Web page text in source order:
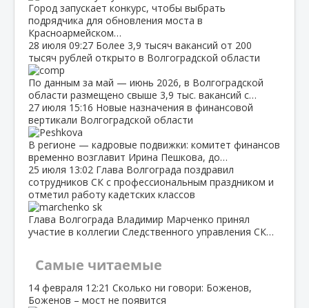
Город запускает конкурс, чтобы выбрать
подрядчика для обновления моста в
Красноармейском…
28 июля 09:27 Более 3,9 тысяч вакансий от 200
тысяч рублей открыто в Волгоградской области
По данным за май — июнь 2026, в Волгоградской
области размещено свыше 3,9 тыс. вакансий с…
27 июля 15:16 Новые назначения в финансовой
вертикали Волгоградской области
В регионе — кадровые подвижки: комитет финансов
временно возглавит Ирина Пешкова, до…
25 июля 13:02 Глава Волгограда поздравил
сотрудников СК с профессиональным праздником и
отметил работу кадетских классов
Глава Волгограда Владимир Марченко принял
участие в коллегии Следственного управления СК…
Самые читаемые
14 февраля 12:21 Сколько ни говори: Боженов,
Боженов – мост не появится